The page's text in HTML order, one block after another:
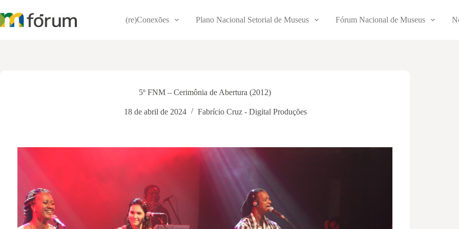
para
o
(re)Conexões Plano Nacional Setorial de Museus Fórum Nacional de Museus
5º FNM – Cerimônia de Abertura (2012)
18 de abril de 2024 Fabrício Cruz - Digital Produções